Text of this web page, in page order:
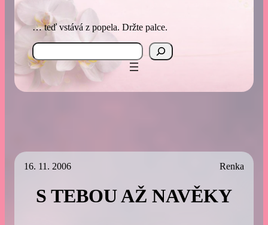
… teď vstává z popela. Držte palce.
Search
16. 11. 2006 Renka
S TEBOU AŽ NAVĚKY